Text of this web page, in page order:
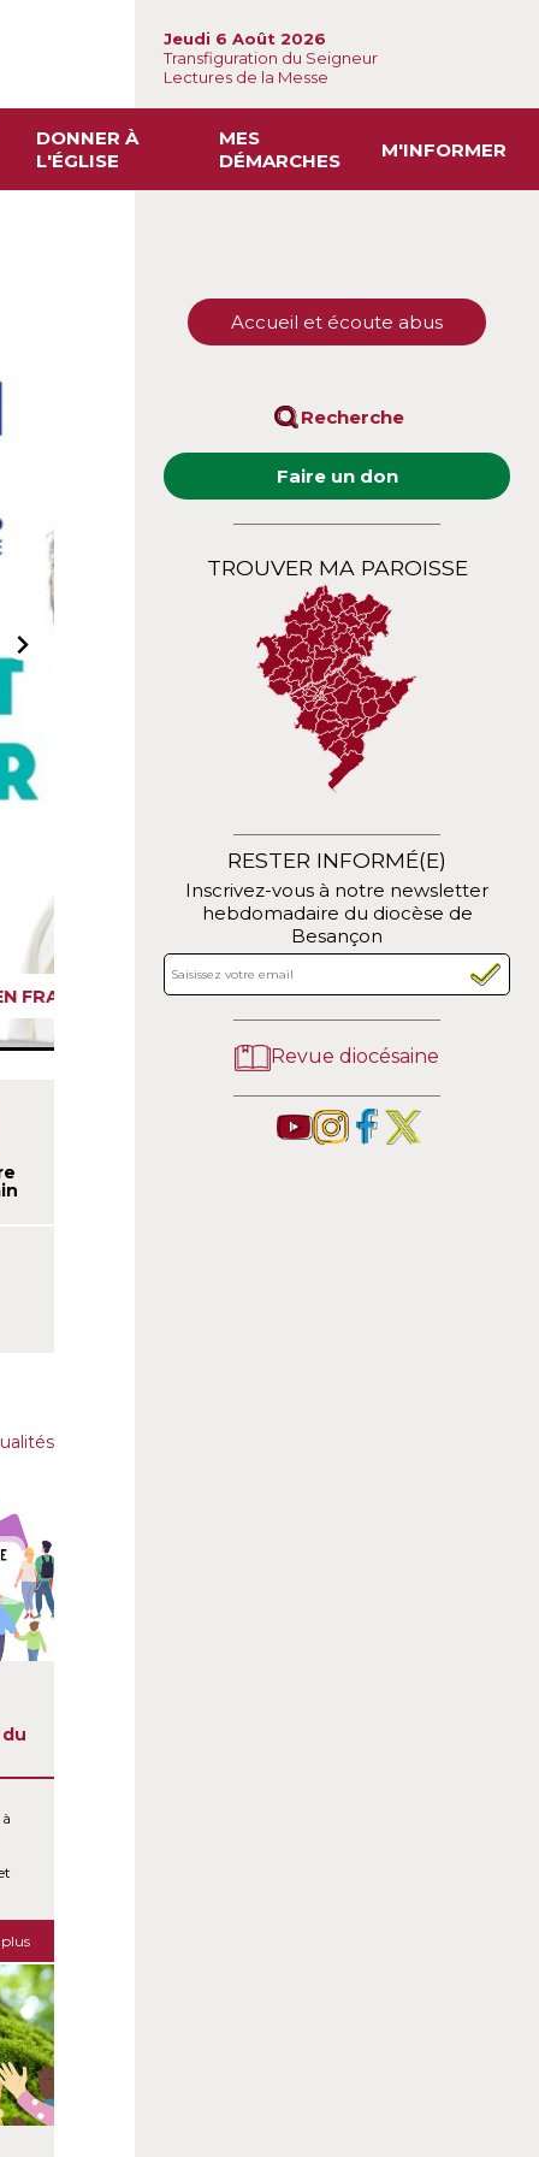
DONNER À
L'ÉGLISE
MES
DÉMARCHES
M'INFORMER
Jeudi 6 Août 2026
Transfiguration du Seigneur
Lectures de la Messe
INVITATION À LA RENTRÉE
Accueil et écoute abus
Recherche
Faire un don
TROUVER MA PAROISSE
RESTER INFORMÉ(E)
Inscrivez-vous à notre newsletter
hebdomadaire du diocèse de
Besançon
Revue diocésaine